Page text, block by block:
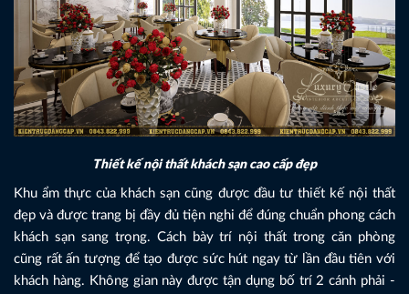
Thiết kế nội thất khách sạn cao cấp đẹp
Khu ẩm thực của khách sạn cũng được đầu tư thiết kế nội thất
đẹp và được trang bị đầy đủ tiện nghi để đúng chuẩn phong cách
khách sạn sang trọng. Cách bày trí nội thất trong căn phòng
cũng rất ấn tượng để tạo được sức hút ngay từ lần đầu tiên với
khách hàng. Không gian này được tận dụng bố trí 2 cánh phải -